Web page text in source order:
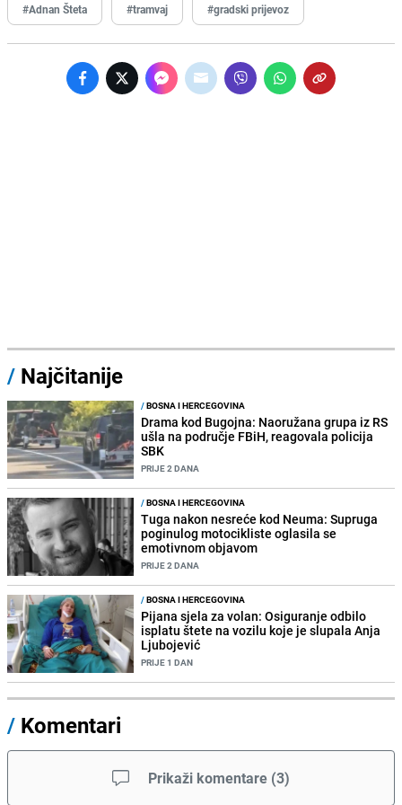
#Adnan Šteta #tramvaj #gradski prijevoz
/ Najčitanije
/BOSNA I HERCEGOVINA
Drama kod Bugojna: Naoružana grupa iz RS
ušla na područje FBiH, reagovala policija
SBK
PRIJE 2 DANA
/BOSNA I HERCEGOVINA
Tuga nakon nesreće kod Neuma: Supruga
poginulog motocikliste oglasila se
emotivnom objavom
PRIJE 2 DANA
/BOSNA I HERCEGOVINA
Pijana sjela za volan: Osiguranje odbilo
isplatu štete na vozilu koje je slupala Anja
Ljubojević
PRIJE 1 DAN
/ Komentari
Prikaži komentare (3)